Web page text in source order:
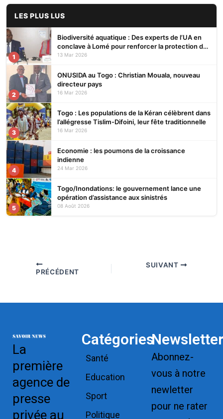
LES PLUS LUS
1
Biodiversité aquatique : Des experts de l’UA en
conclave à Lomé pour renforcer la protection des
écosystèmes
13 Mar 2026
2
ONUSIDA au Togo : Christian Mouala, nouveau
directeur pays
16 Mar 2026
3
Togo : Les populations de la Kéran célèbrent dans
l’allégresse Tislim-Difoini, leur fête traditionnelle
16 Mar 2026
4
Economie : les poumons de la croissance
indienne
24 Mar 2026
5
Togo/Inondations: le gouvernement lance une
opération d’assistance aux sinistrés
08 Août 2026
PRÉCÉDENT
SUIVANT
La
première
agence de
presse
privée au
Catégories
Santé
Education
Sport
Politique
Newsletter
Abonnez-
vous à notre
newletter
pour ne rater